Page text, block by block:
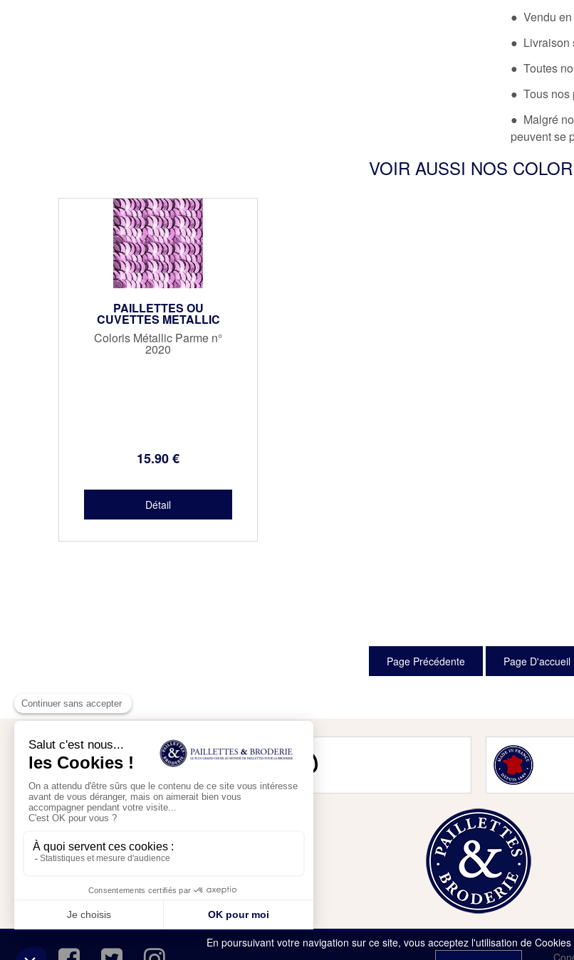
● Vendu en
● Livraison
● Toutes
● Tous nos
● Malgré
peuvent se
VOIR AUSSI NOS
PAILLETTES OU
CUVETTES METALLIC
Coloris Métallic Parme n°
2020
15.90€
Mon compte
Mon panier
En poursuivant votre navigation sur ce site, vous acceptez l'utilisation de